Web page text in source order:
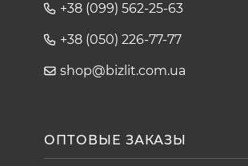
+38 (099) 562-25-63
+38 (050) 226-77-77
shop@bizlit.com.ua
ОПТОВЫЕ ЗАКАЗЫ